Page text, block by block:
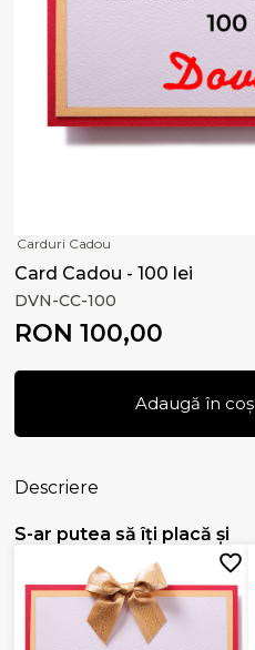
Carduri Cadou
Card Cadou - 100 lei
DVN-CC-100
RON 100,00
Adaugă în coș
Descriere
S-ar putea să îți placă și